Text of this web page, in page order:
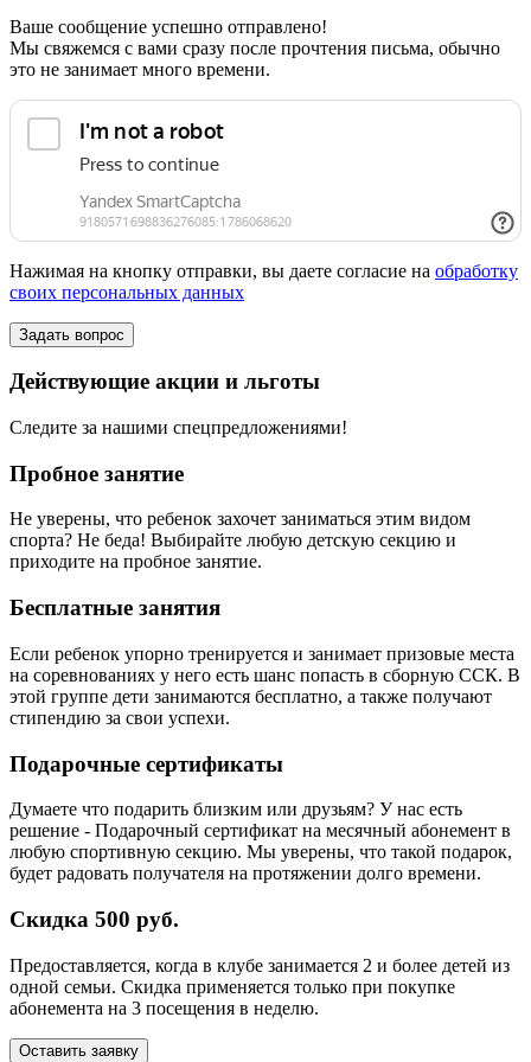
Ваше сообщение успешно отправлено!
Мы свяжемся с вами сразу после прочтения письма, обычно
это не занимает много времени.
Нажимая на кнопку отправки, вы даете согласие на обработку
своих персональных данных
Действующие акции и льготы
Следите за нашими спецпредложениями!
Пробное занятие
Не уверены, что ребенок захочет заниматься этим видом
спорта? Не беда! Выбирайте любую детскую секцию и
приходите на пробное занятие.
Бесплатные занятия
Если ребенок упорно тренируется и занимает призовые места
на соревнованиях у него есть шанс попасть в сборную ССК. В
этой группе дети занимаются бесплатно, а также получают
стипендию за свои успехи.
Подарочные сертификаты
Думаете что подарить близким или друзьям? У нас есть
решение - Подарочный сертификат на месячный абонемент в
любую спортивную секцию. Мы уверены, что такой подарок,
будет радовать получателя на протяжении долго времени.
Скидка 500 руб.
Предоставляется, когда в клубе занимается 2 и более детей из
одной семьи. Скидка применяется только при покупке
абонемента на 3 посещения в неделю.
Оставить заявку